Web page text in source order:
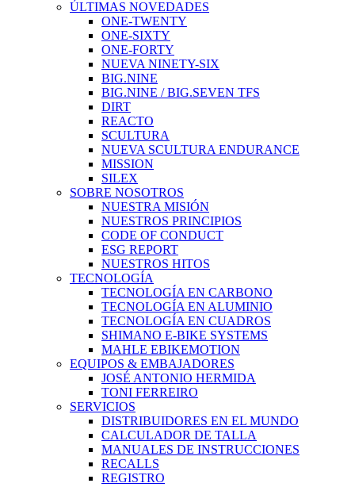
ÚLTIMAS NOVEDADES
ONE-TWENTY
ONE-SIXTY
ONE-FORTY
NUEVA NINETY-SIX
BIG.NINE
BIG.NINE / BIG.SEVEN TFS
DIRT
REACTO
SCULTURA
NUEVA SCULTURA ENDURANCE
MISSION
SILEX
SOBRE NOSOTROS
NUESTRA MISIÓN
NUESTROS PRINCIPIOS
CODE OF CONDUCT
ESG REPORT
NUESTROS HITOS
TECNOLOGÍA
TECNOLOGÍA EN CARBONO
TECNOLOGÍA EN ALUMINIO
TECNOLOGÍA EN CUADROS
SHIMANO E-BIKE SYSTEMS
MAHLE EBIKEMOTION
EQUIPOS & EMBAJADORES
JOSÉ ANTONIO HERMIDA
TONI FERREIRO
SERVICIOS
DISTRIBUIDORES EN EL MUNDO
CALCULADOR DE TALLA
MANUALES DE INSTRUCCIONES
RECALLS
REGISTRO